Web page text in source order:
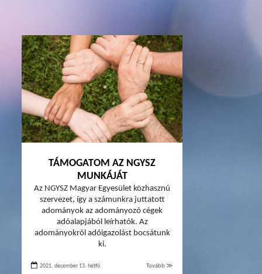
TÁMOGATOM AZ NGYSZ
MUNKÁJÁT
Az NGYSZ Magyar Egyesület közhasznú
szervezet, így a számunkra juttatott
adományok az adományozó cégek
adóalapjából leírhatók. Az
adományokról adóigazolást bocsátunk
ki.
2021. december 13. hétfő Tovább ≫